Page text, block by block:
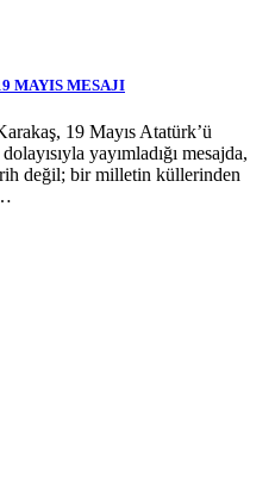
MAYIS MESAJI
19 Mayıs Atatürk’ü
yayımladığı mesajda,
değil; bir milletin küllerinden